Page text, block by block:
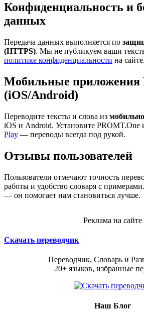
Конфиденциальность и
данных
Передача данных выполняется по
(HTTPS). Мы не публикуем ваши
политике конфиденциальности на сайте.
Мобильные приложения
(iOS/Android)
Переводите тексты и слова из
iOS и Android. Установите PROMT.One
Play — переводы всегда под рукой.
Отзывы пользователей
Пользователи отмечают точность
работы и удобство словаря с примерами.
— он помогает нам становиться лучше.
Реклама на сайте
Скачать переводчик
Переводчик, Словарь и
20+ языков, избранные
Наш Блог